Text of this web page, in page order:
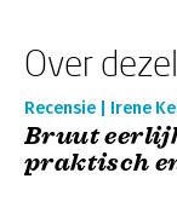
Over
Recensie | Irene
Bruut
praktisch